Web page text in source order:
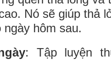
Nó sẽ giúp thả
ngày hôm sau.
: Tập luyện